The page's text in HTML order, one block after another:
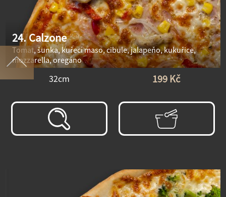
24. Calzone
Tomat, šunka, kuřecí maso, cibule, jalapeňo, kukuřice,
mozzarella, oregáno
32cm 199 Kč